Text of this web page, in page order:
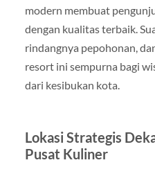
modern membuat
dengan kualitas terbaik.
rindangnya pepohonan,
resort ini sempurna bagi
dari kesibukan kota.
Lokasi Strategis
Pusat Kuliner